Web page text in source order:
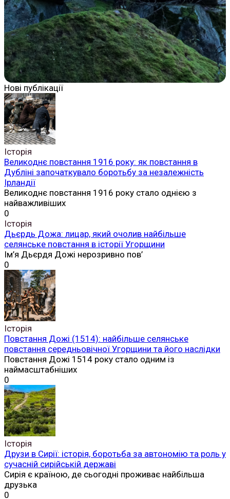
Нові публікації
Історія
Великоднє повстання 1916 року: як повстання в
Дубліні започаткувало боротьбу за незалежність
Ірландії
Великоднє повстання 1916 року стало однією з
найважливіших
0
Історія
Дьєрдь Дожа: лицар, який очолив найбільше
селянське повстання в історії Угорщини
Ім’я Дьєрдя Дожі нерозривно пов’
0
Історія
Повстання Дожі (1514): найбільше селянське
повстання середньовічної Угорщини та його наслідки
Повстання Дожі 1514 року стало одним із
наймасштабніших
0
Історія
Друзи в Сирії: історія, боротьба за автономію та роль у
сучасній сирійській державі
Сирія є країною, де сьогодні проживає найбільша
друзька
0